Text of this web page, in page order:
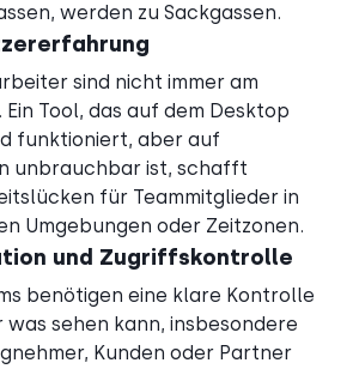
werden zu Sackgassen.
sind nicht immer am
Tool, das auf dem Desktop
funktioniert, aber auf
unbrauchbar ist, schafft
für Teammitglieder in
Umgebungen oder Zeitzonen.
und Zugriffskontrolle
benötigen eine klare Kontrolle
sehen kann, insbesondere
Kunden oder Partner